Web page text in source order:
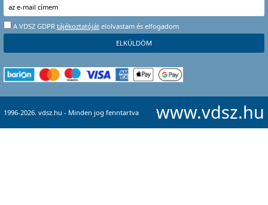
A VDSZ GDPR tájékoztatóját elolvastam és elfogadom
1996-2026. vdsz.hu - Minden jog fenntartva www.vdsz.hu